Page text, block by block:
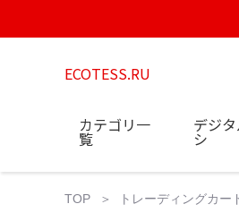
ECOTESS.RU
カテゴリ一
覧
デジ
シ
TOP トレーディングカー